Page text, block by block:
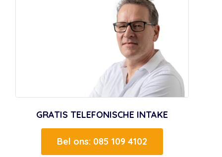
GRATIS TELEFONISCHE INTAKE
Bel ons: 085 109 4102